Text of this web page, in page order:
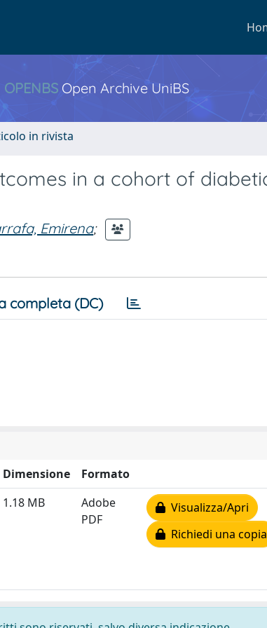
OPENBS Open Archive UniBS
in rivista
in a cohort of
Emirena;
completa (DC)
Dimensione
Formato
1.18 MB
Adobe
PDF
Visualizza/Apri
Richiedi una copia